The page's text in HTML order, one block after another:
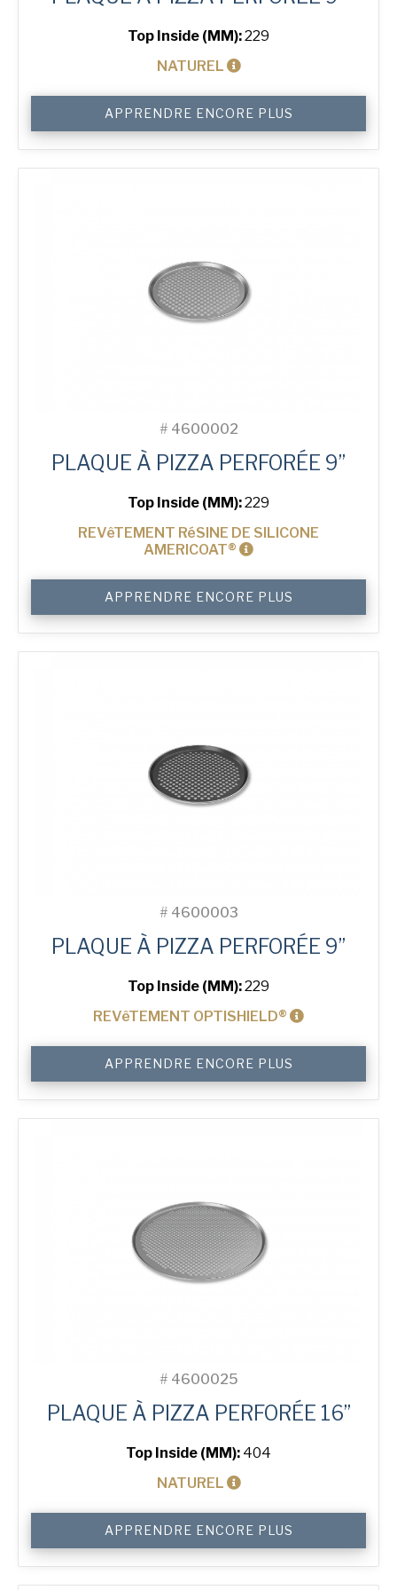
Top Inside (MM):229
NATUREL
9"
Perforated
Pizza
APPRENDRE ENCORE PLUS
# 4600002
PLAQUE À PIZZA PERFORÉE 9”
Top Inside (MM):229
REVêTEMENT RéSINE DE SILICONE
AMERICOAT®
9"
Perforated
Pizza
APPRENDRE ENCORE PLUS
# 4600003
PLAQUE À PIZZA PERFORÉE 9”
Top Inside (MM):229
REVêTEMENT OPTISHIELD®
9"
Perforated
Pizza
APPRENDRE ENCORE PLUS
# 4600025
PLAQUE À PIZZA PERFORÉE 16”
Top Inside (MM): 404
NATUREL
16"
Perforated
APPRENDRE ENCORE PLUS